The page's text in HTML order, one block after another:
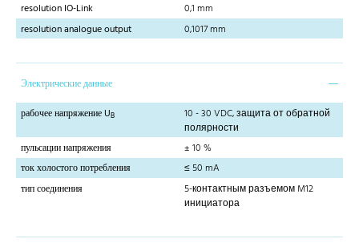
resolution IO-Link
0,1 mm
resolution analogue output
0,1017 mm
Электрические данные
рабочее напряжение UB
10 - 30 VDC, защита от обратной
полярности
пульсации напряжения
± 10 %
ток холостого потребления
≤ 50 mA
тип соединения
5-контактным разъемом M12
инициатора